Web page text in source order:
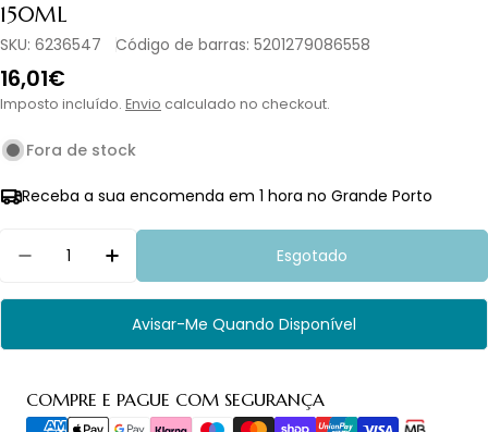
150ML
SKU: 6236547 Código de barras: 5201279086558
Preço
normal
16,01€
Imposto incluído. Envio calculado no checkout.
Fora de stock
Receba a sua encomenda em 1 hora no Grande Porto
Diminuir Quantidade Para Apivita
Aumentar Quantidade Para Apivita
Esgotado
Avisar-Me Quando Disponível
COMPRE E PAGUE COM SEGURANÇA
Métodos
de